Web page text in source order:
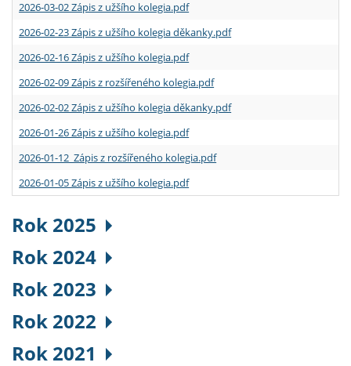
2026-03-02 Zápis z užšího kolegia.pdf
2026-02-23 Zápis z užšího kolegia děkanky.pdf
2026-02-16 Zápis z užšího kolegia.pdf
2026-02-09 Zápis z rozšířeného kolegia.pdf
2026-02-02 Zápis z užšího kolegia děkanky.pdf
2026-01-26 Zápis z užšího kolegia.pdf
2026-01-12 Zápis z rozšířeného kolegia.pdf
2026-01-05 Zápis z užšího kolegia.pdf
Rok 2025
Rok 2024
Rok 2023
Rok 2022
Rok 2021